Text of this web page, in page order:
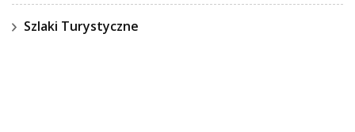
Szlaki Turystyczne